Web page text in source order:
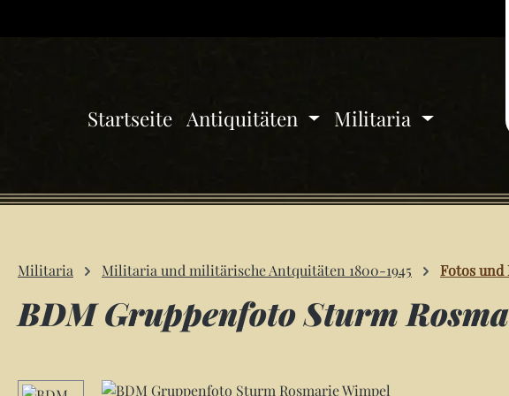
Startseite Antiquitäten Militaria
Militaria Militaria und militärische Antquitäten 1800-1945 Fotos und
BDM Gruppenfoto Sturm
Bildergalerie überspringen